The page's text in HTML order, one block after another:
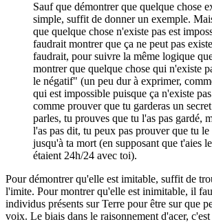
Sauf que démontrer que quelque chose
simple, suffit de donner un exemple.
que quelque chose n'existe pas est
faudrait montrer que ça ne peut pas
faudrait, pour suivre la même logique
montrer que quelque chose qui n'existe
le négatif" (un peu dur à exprimer,
qui est impossible puisque ça n'existe
comme prouver que tu garderas un
parles, tu prouves que tu l'as pas gardé,
l'as pas dit, tu peux pas prouver que tu le
jusqu'à ta mort (en supposant que t'aies
étaient 24h/24 avec toi).
Pour démontrer qu'elle est imitable, suffit de
l'imite. Pour montrer qu'elle est inimitable, il
individus présents sur Terre pour être sur que
voix. Le biais dans le raisonnement d'acer,